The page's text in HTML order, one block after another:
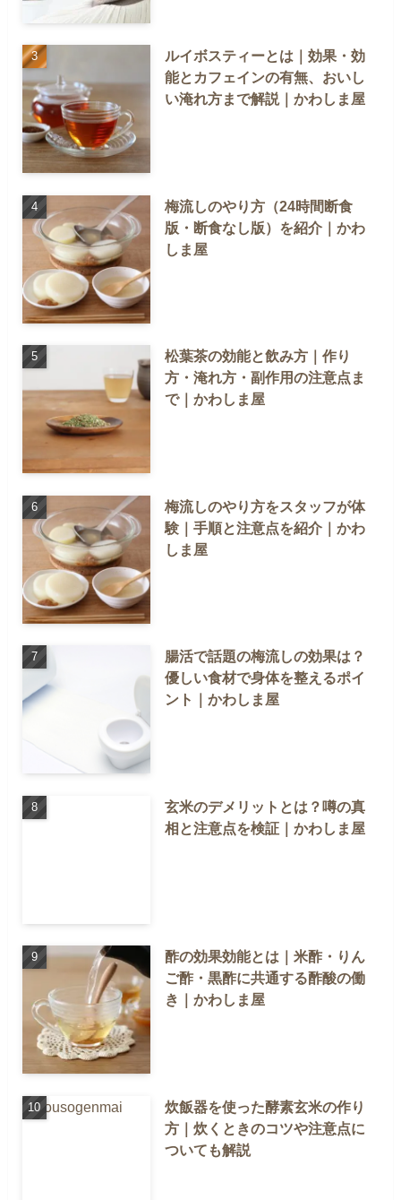
ルイボスティーとは｜効果・効
能とカフェインの有無、おいし
い淹れ方まで解説｜かわしま屋
梅流しのやり方（24時間断食
版・断食なし版）を紹介｜かわ
しま屋
松葉茶の効能と飲み方｜作り
方・淹れ方・副作用の注意点ま
で｜かわしま屋
梅流しのやり方をスタッフが体
験｜手順と注意点を紹介｜かわ
しま屋
腸活で話題の梅流しの効果は？
優しい食材で身体を整えるポイ
ント｜かわしま屋
玄米のデメリットとは？噂の真
相と注意点を検証｜かわしま屋
酢の効果効能とは｜米酢・りん
ご酢・黒酢に共通する酢酸の働
き｜かわしま屋
炊飯器を使った酵素玄米の作り
方｜炊くときのコツや注意点に
ついても解説